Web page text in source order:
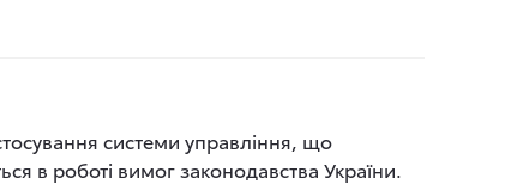
системи управління, що
в роботі вимог законодавства України.